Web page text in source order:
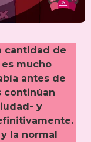
cantidad de
mucho
antes de
continúan
y
la normal